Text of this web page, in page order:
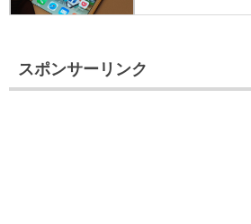
スポンサーリンク